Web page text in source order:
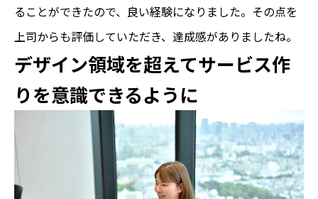
ることができたので、良い経験になりました。その点を
上司からも評価していただき、達成感がありましたね。
デザイン領域を超えてサービス作
りを意識できるように